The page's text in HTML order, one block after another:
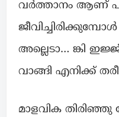
വർത്താനം ആണ്
അല്ലെടാ… ങ്കി
വാങ്ങി എനിക്ക്
മാളവിക തിരിഞ്ഞു